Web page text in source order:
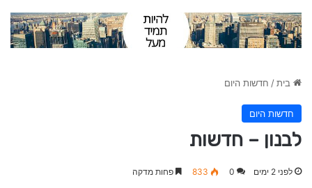
בית/ חדשות היום
חדשות היום
לבנון – חדשות
לפני 2 ימים 0
833 פחות מדקה